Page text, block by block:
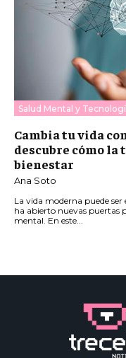
Salud Mental y
Cambia tu vida
descubre cómo
bienestar
Ana Soto
La vida moderna puede
ha abierto nuevas puertas
mental. En este...